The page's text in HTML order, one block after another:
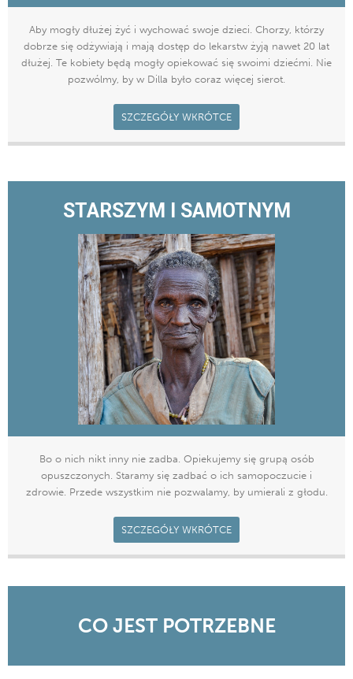
Aby mogły dłużej żyć i wychować swoje dzieci. Chorzy, którzy
dobrze się odżywiają i mają dostęp do lekarstw żyją nawet 20 lat
dłużej. Te kobiety będą mogły opiekować się swoimi dziećmi. Nie
pozwólmy, by w Dilla było coraz więcej sierot.
SZCZEGÓŁY WKRÓTCE
STARSZYM I SAMOTNYM
Bo o nich nikt inny nie zadba. Opiekujemy się grupą osób
opuszczonych. Staramy się zadbać o ich samopoczucie i
zdrowie. Przede wszystkim nie pozwalamy, by umierali z głodu.
SZCZEGÓŁY WKRÓTCE
CO JEST POTRZEBNE